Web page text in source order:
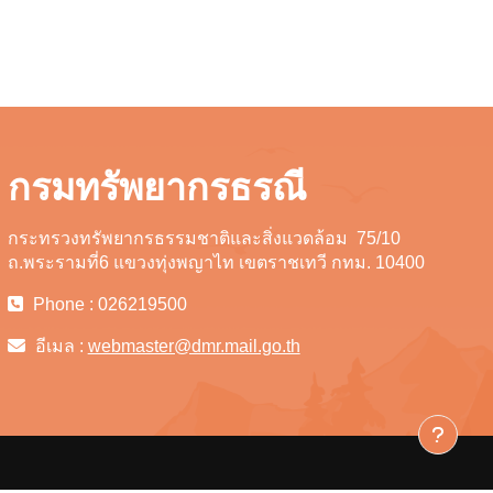
กรมทรัพยากรธรณี
กระทรวงทรัพยากรธรรมชาติและสิ่งแวดล้อม 75/10
ถ.พระรามที่6 แขวงทุ่งพญาไท เขตราชเทวี กทม. 10400
Phone : 026219500
อีเมล : webmaster@dmr.mail.go.th